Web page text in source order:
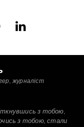
журналіст
з тобою,
з тобою, стали